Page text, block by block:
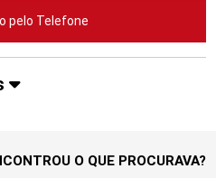
pelo Telefone
O QUE PROCURAVA?